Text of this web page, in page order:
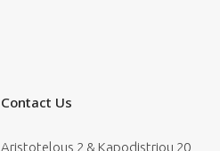
Contact Us
Aristotelous 2 & Kapodistriou 20